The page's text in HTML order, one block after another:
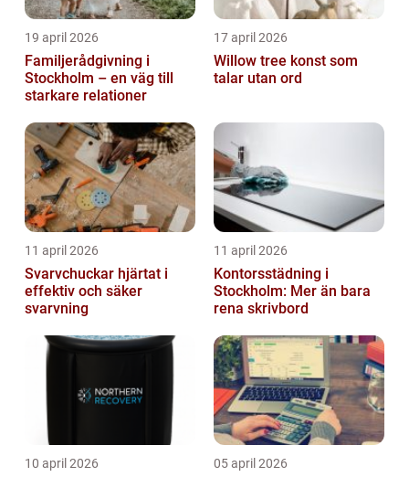
19 april 2026
Familjerådgivning i
Stockholm – en väg till
starkare relationer
17 april 2026
Willow tree konst som
talar utan ord
11 april 2026
Svarvchuckar hjärtat i
effektiv och säker
svarvning
11 april 2026
Kontorsstädning i
Stockholm: Mer än bara
rena skrivbord
10 april 2026 05 april 2026